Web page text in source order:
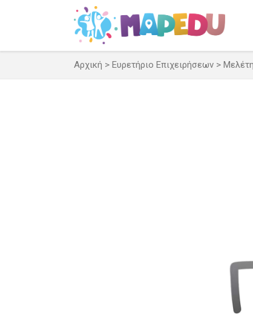
Αρχική > Ευρετήριο Επιχειρήσεων >